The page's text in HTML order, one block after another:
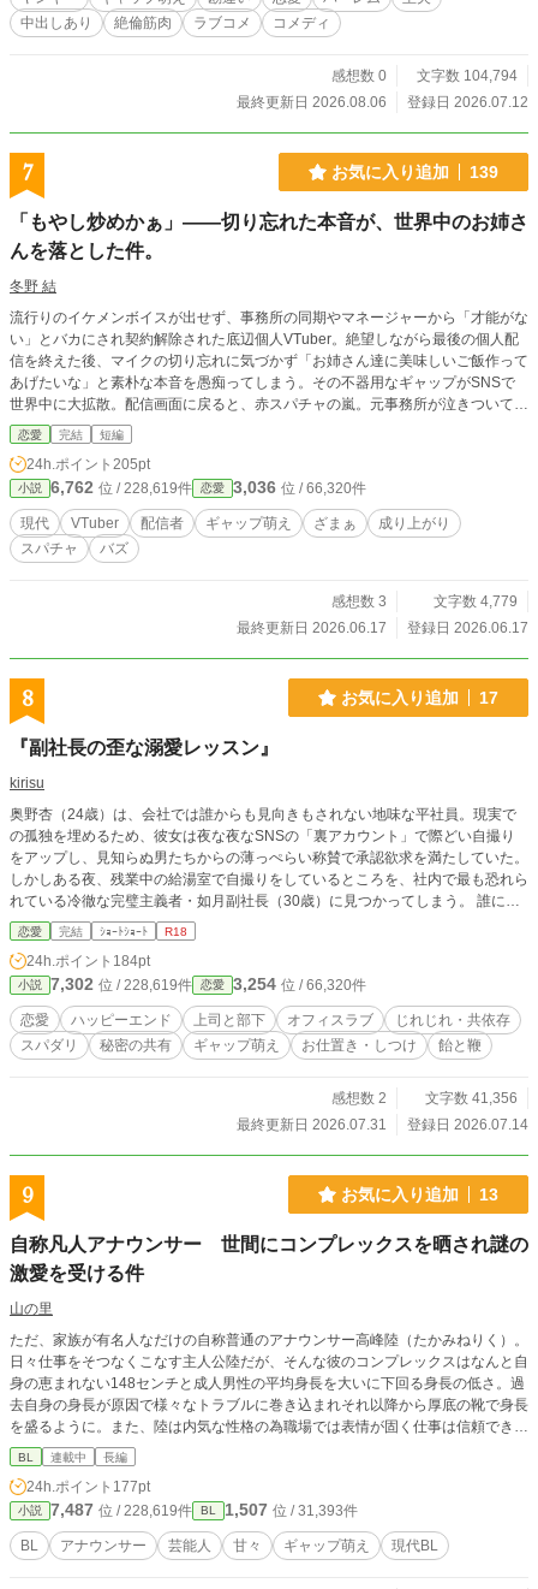
して――脱いだら誰もが戦意喪失する【凶悪な巨根】と【底
なしの絶倫スタミナ】を隠し持つ、夜の絶対強者だったの
善意と職人技で作った『肩こり解消ベッド』や『防音室』と
いった天然エロギミックのせいで、寮の夜は毎日ハプニング
は生まれて初めての快感で身も心もトロトロに『分からせ』
まって顔を真っ赤にする純情乙女にギャップ萌え！？ さら
に、寮を狙う敵組織の男たちも、椋斗の圧倒的な「男の器」
ウブなヤンキー女子たちが織りなす、濃厚＆ノンストップな
日常系官能ラブコメディ、ここにぶっこみ爆誕！
中出しあり
絶倫筋肉 ラブコメ コメディ
感想数 0
文字数 104,794
最終更新日 2026.08.06
登録日 2026.07.12
7 お気に入り追加 139
「もやし炒めかぁ」——切り忘れた本音が、世界中のお姉さ
んを落とした件。
冬野 結
流行りのイケメンボイスが出せず、事務所の同期やマネージャーから「才能がな
い」とバカにされ契約解除された底辺個人VTuber。絶望しながら最後の個人配
信を終えた後、マイクの切り忘れに気づかず「お姉さん達に美味しいご飯作って
あげたいな」と素朴な本音を愚痴ってしまう。その不器用なギャップがSNSで
世界中に大拡散。配信画面に戻ると、赤スパチャの嵐。元事務所が泣きついてく
るが、すでに億万長者になった彼は完全無視する。
恋愛 完結 短編
24h.ポイント 205pt
小説 6,762 位 / 228,619件 恋愛 3,036 位 / 66,320件
現代 VTuber 配信者 ギャップ萌え ざまぁ
成り上がり
スパチャ
バズ
感想数 3
文字数 4,779
最終更新日 2026.06.17
登録日 2026.06.17
8 お気に入り追加 17
『副社長の歪な溺愛レッスン』
kirisu
奥野杏（24歳）は、会社では誰からも見向きもされない地味な平社員。現実で
の孤独を埋めるため、彼女は夜な夜なSNSの「裏アカウント」で際どい自撮り
をアップし、見知らぬ男たちからの薄っぺらい称賛で承認欲求を満たしていた。
しかしある夜、残業中の給湯室で自撮りをしているところを、社内で最も恐れら
れている冷徹な完璧主義者・如月副社長（30歳）に見つかってしまう。 誰にも
言えない秘密のアカウントを特定された杏に、彼が突きつけた条件はただ一つ。
「俺が正しい躾をしてやる。俺の部屋に来い」 秘密を握られた杏は、彼が用意
した誰にも邪魔されない密室で『特別研修』という名の、羞恥と快感が入り混じ
るお仕置きを受けることになり……。 ただの脅迫から始まったはずの関係は、
如月の底知れない独占欲と極上の甘やかしによって、やがて抜け出せない歪な純
愛へと変わっていく。
恋愛 完結 ｼｮｰﾄｼｮｰﾄ R18
24h.ポイント 184pt
小説 7,302 位 / 228,619件 恋愛 3,254 位 / 66,320件
恋愛 ハッピーエンド 上司と部下 オフィスラブ
じれじれ・共依存
スパダリ
秘密の共有 ギャップ萌え お仕置き・しつけ 飴と鞭
感想数 2
文字数 41,356
最終更新日 2026.07.31
登録日 2026.07.14
9 お気に入り追加 13
自称凡人アナウンサー 世間にコンプレックスを晒され謎の
激愛を受ける件
山の里
ただ、家族が有名人なだけの自称普通のアナウンサー高峰陸（たかみねりく）。
日々仕事をそつなくこなす主人公陸だが、そんな彼のコンプレックスはなんと自
身の恵まれない148センチと成人男性の平均身長を大いに下回る身長の低さ。過
去自身の身長が原因で様々なトラブルに巻き込まれそれ以降から厚底の靴で身長
を盛るように。また、陸は内気な性格の為職場では表情が固く仕事は信頼できる
が真面目でとっつきづらいという印象を持たれており職場で孤立したつまらない
日々を歩んでいる。そんな陸だが、とある人気ドッキリ番組をきっかけに陸自身
の周囲からの印象が変わっていくことに、、、、
BL 連載中 長編
24h.ポイント 177pt
小説 7,487 位 / 228,619件 BL 1,507 位 / 31,393件
BL アナウンサー 芸能人 甘々 ギャップ萌え 現代BL